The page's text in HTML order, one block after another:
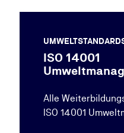
ISO 14001
Alle
ISO 14001